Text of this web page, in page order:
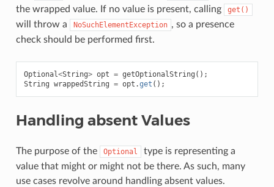
the wrapped value. If no value is present, calling
get()
will throw a NoSuchElementException , so a presence
check should be performed first.
Optional<String> opt = getOptionalString ();
String wrappedString = opt .get ();
Handling absent Values
The purpose of the Optional
type is representing a
value that might or might not be there. As such, many
use cases revolve around handling absent values.